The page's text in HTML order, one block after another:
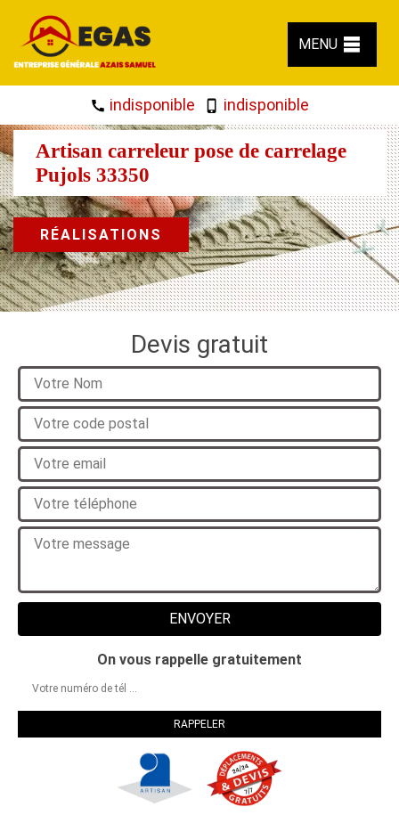
MENU
indisponible indisponible
Artisan carreleur pose de carrelage
Pujols 33350
RÉALISATIONS
Devis gratuit
On vous rappelle gratuitement